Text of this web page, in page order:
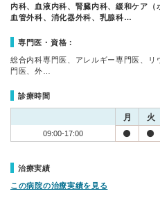
内科、血液内科、腎臓内科、緩和ケア
血管外科、消化器外科、乳腺科…
専門医・資格：
総合内科専門医、アレルギー専門医、
門医、外…
診療時間
月 火
09:00-17:00
治療実績
この病院の治療実績を見る